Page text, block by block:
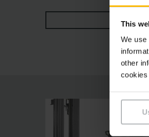
This
We
other
aby byly zajištěny
při nízké
koncepce ovládání s